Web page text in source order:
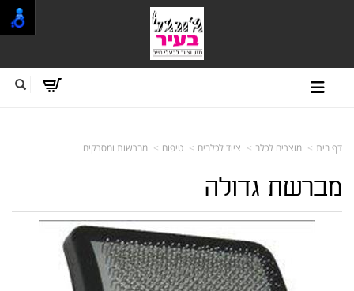
דף בית מוצרים לכלב ציוד לכלבים טיפוח מברשות ומסרקים
מברשת גדולה